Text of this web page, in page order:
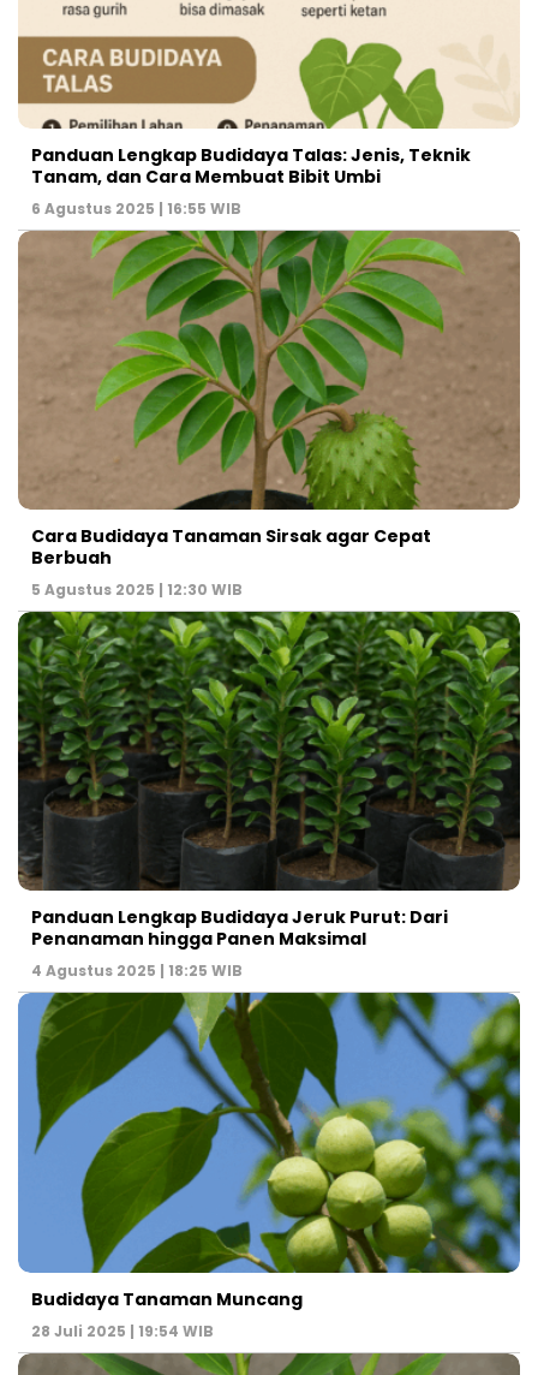
Panduan Lengkap Budidaya Talas: Jenis, Teknik
Tanam, dan Cara Membuat Bibit Umbi
6 Agustus 2025 | 16:55 WIB
Cara Budidaya Tanaman Sirsak agar Cepat
Berbuah
5 Agustus 2025 | 12:30 WIB
Panduan Lengkap Budidaya Jeruk Purut: Dari
Penanaman hingga Panen Maksimal
4 Agustus 2025 | 18:25 WIB
Budidaya Tanaman Muncang
28 Juli 2025 | 19:54 WIB